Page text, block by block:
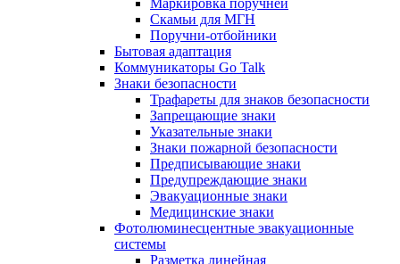
Маркировка поручней
Скамьи для МГН
Поручни-отбойники
Бытовая адаптация
Коммуникаторы Go Talk
Знаки безопасности
Трафареты для знаков безопасности
Запрещающие знаки
Указательные знаки
Знаки пожарной безопасности
Предписывающие знаки
Предупреждающие знаки
Эвакуационные знаки
Медицинские знаки
Фотолюминесцентные эвакуационные
системы
Разметка линейная